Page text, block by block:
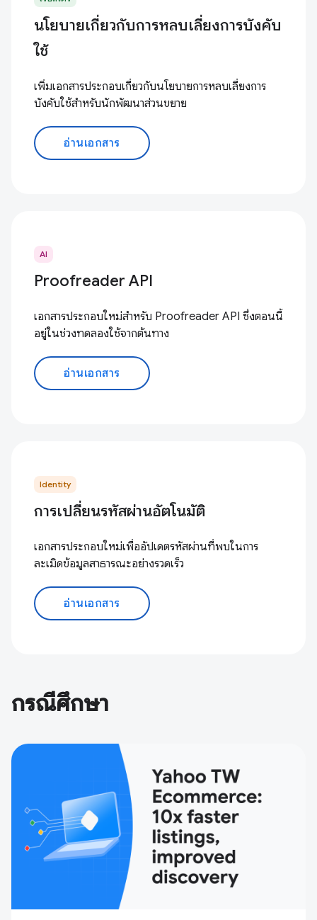
นโยบายเกี่ยวกับการหลบเลี่ยงการบังคับ
ใช้
เพิ่มเอกสารประกอบเกี่ยวกับนโยบายการหลบเลี่ยงการ
บังคับใช้สำหรับนักพัฒนาส่วนขยาย
อ่านเอกสาร
AI
Proofreader API
เอกสารประกอบใหม่สำหรับ Proofreader API ซึ่งตอนนี้
อยู่ในช่วงทดลองใช้จากต้นทาง
อ่านเอกสาร
Identity
การเปลี่ยนรหัสผ่านอัตโนมัติ
เอกสารประกอบใหม่เพื่ออัปเดตรหัสผ่านที่พบในการ
ละเมิดข้อมูลสาธารณะอย่างรวดเร็ว
อ่านเอกสาร
กรณีศึกษา